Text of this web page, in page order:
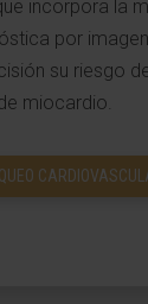
incorpora la
por
su riesgo
miocardio.